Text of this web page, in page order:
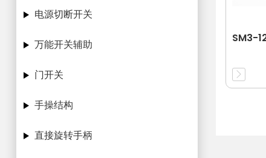
电源切断开关
万能开关辅助
门开关
手操结构
直接旋转手柄
SM3-